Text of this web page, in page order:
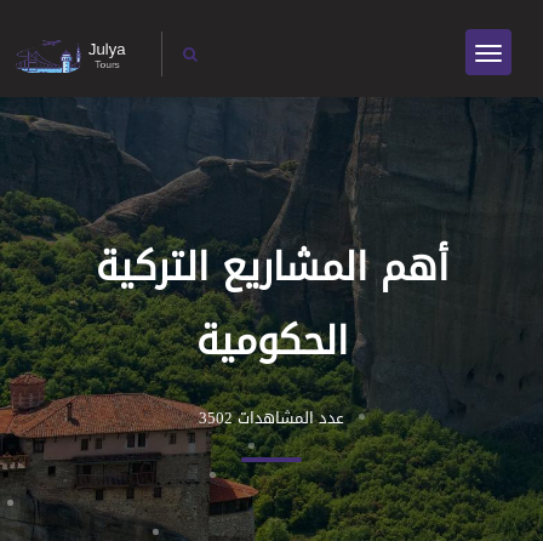
أهم المشاريع التركية
الحكومية
عدد المشاهدات 3502